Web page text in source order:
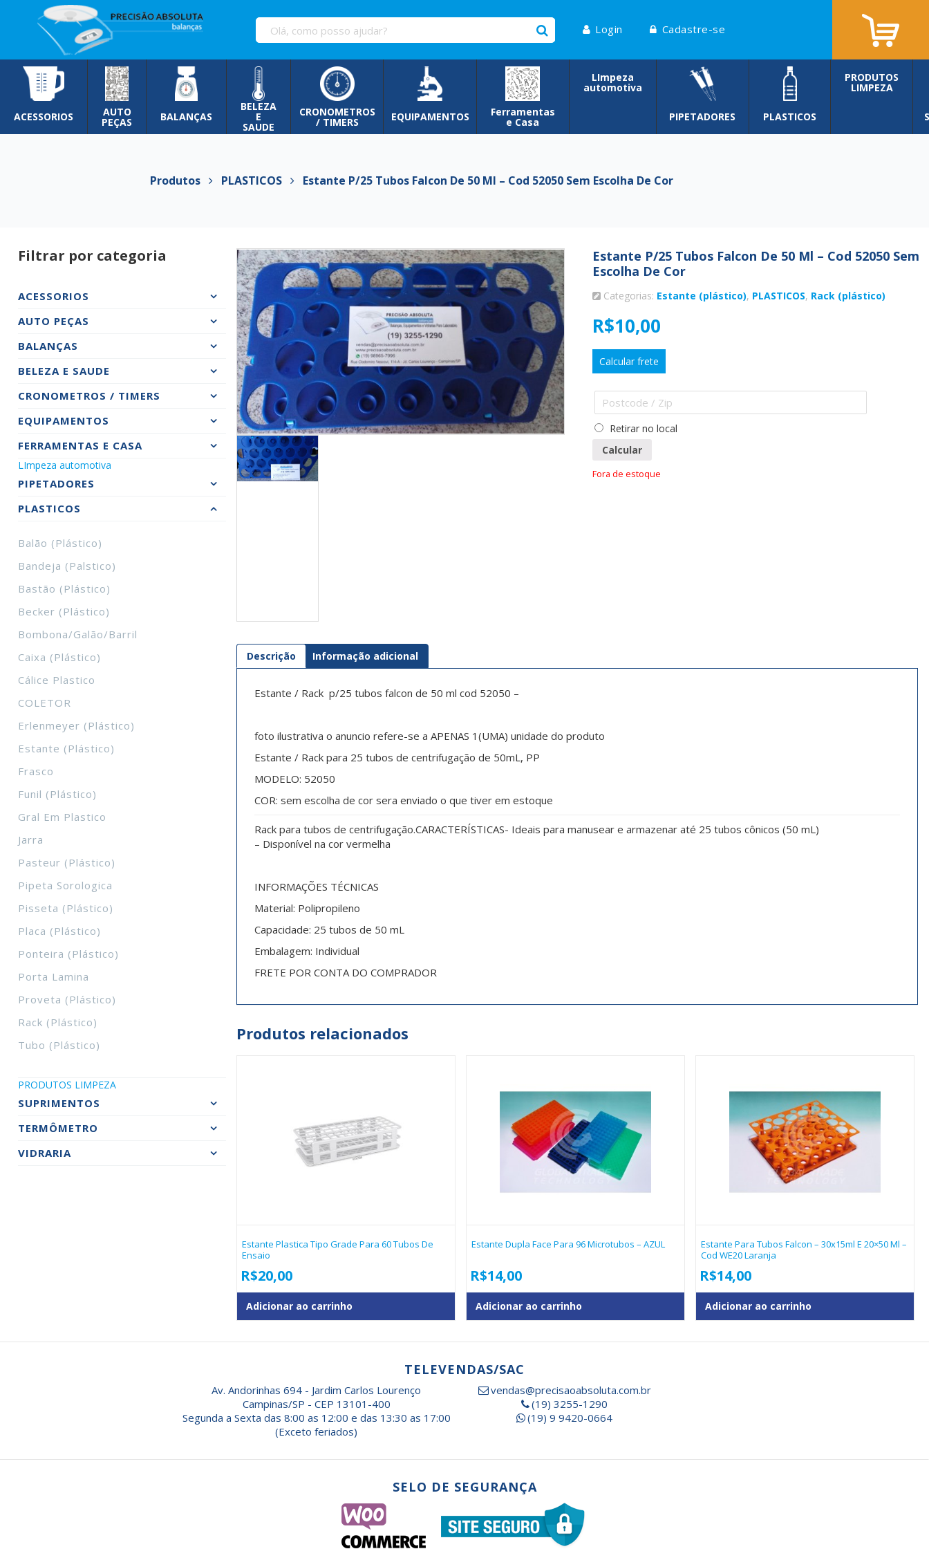
Pular
para
conteúdo
Login Cadastre-se
ACESSORIOS AUTO
PEÇAS BALANÇAS
BELEZA
E
SAUDE
CRONOMETROS
/ TIMERS EQUIPAMENTOS Ferramentas
e Casa
LImpeza
automotiva
PIPETADORES PLASTICOS
PRODUTOS
LIMPEZA
Produtos PLASTICOS Estante P/25 Tubos Falcon De 50 Ml – Cod 52050 Sem Escolha De Cor
Filtrar por categoria
ACESSORIOS
AUTO PEÇAS
BALANÇAS
BELEZA E SAUDE
CRONOMETROS / TIMERS
EQUIPAMENTOS
FERRAMENTAS E CASA
LImpeza automotiva
PIPETADORES
PLASTICOS
Balão (plástico)
Bandeja (palstico)
Bastão (plástico)
Becker (plástico)
Bombona/galão/barril
Caixa (plástico)
Cálice Plastico
COLETOR
Erlenmeyer (plástico)
Estante (plástico)
Frasco
Funil (plástico)
Gral Em Plastico
Jarra
Pasteur (plástico)
Pipeta Sorologica
Pisseta (plástico)
Placa (plástico)
Ponteira (plástico)
Porta Lamina
Proveta (plástico)
Rack (plástico)
Tubo (plástico)
PRODUTOS LIMPEZA
SUPRIMENTOS
TERMÔMETRO
VIDRARIA
Estante P/25 Tubos Falcon De 50 Ml – Cod 52050 Sem
Escolha De Cor
Categorias: Estante (plástico), PLASTICOS, Rack (plástico)
R$10,00
Calcular frete
Retirar no local
Calcular
Fora de estoque
Descrição Informação adicional
Estante / Rack p/25 tubos falcon de 50 ml cod 52050 –
foto ilustrativa o anuncio refere-se a APENAS 1(UMA) unidade do produto
Estante / Rack para 25 tubos de centrifugação de 50mL, PP
MODELO: 52050
COR: sem escolha de cor sera enviado o que tiver em estoque
Rack para tubos de centrifugação.CARACTERÍSTICAS- Ideais para manusear e armazenar até 25 tubos cônicos (50 mL)
– Disponível na cor vermelha
INFORMAÇÕES TÉCNICAS
Material: Polipropileno
Capacidade: 25 tubos de 50 mL
Embalagem: Individual
FRETE POR CONTA DO COMPRADOR
Produtos relacionados
Estante Plastica Tipo Grade Para 60 Tubos De
Ensaio
R$20,00
Adicionar ao carrinho
Estante Dupla Face Para 96 Microtubos – AZUL
R$14,00
Adicionar ao carrinho
Estante Para Tubos Falcon – 30x15ml E 20×50 Ml –
Cod WE20 Laranja
R$14,00
Adicionar ao carrinho
TELEVENDAS/SAC
Av. Andorinhas 694 - Jardim Carlos Lourenço
Campinas/SP - CEP 13101-400
Segunda a Sexta das 8:00 as 12:00 e das 13:30 as 17:00
(Exceto feriados)
vendas@precisaoabsoluta.com.br
(19) 3255-1290
(19) 9 9420-0664
SELO DE SEGURANÇA